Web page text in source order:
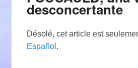
desconcertante
Désolé, cet article est
Español .